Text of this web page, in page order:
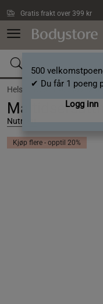
Gratis frakt over 399 kr
500
✔ Du får 1 poeng
Logg inn
Helse / Kosttilskudd /
Nutrilett
Kjøp flere - opptil 20%